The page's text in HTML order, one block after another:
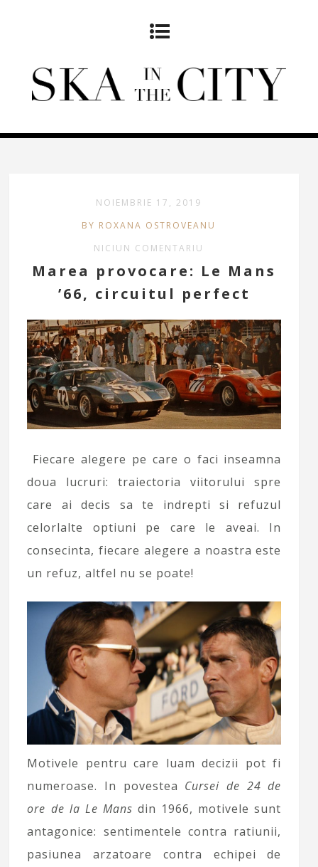
NOIEMBRIE 17, 2019
BY ROXANA OSTROVEANU
NICIUN COMENTARIU
Marea provocare: Le Mans
’66, circuitul perfect
Fiecare alegere pe care o faci inseamna
doua lucruri: traiectoria viitorului spre
care ai decis sa te indrepti si refuzul
celorlalte optiuni pe care le aveai. In
consecinta, fiecare alegere a noastra este
un refuz, altfel nu se poate!
Motivele pentru care luam decizii pot fi
numeroase. In povestea Cursei de 24 de
ore de la Le Mans din 1966, motivele sunt
antagonice: sentimentele contra ratiunii,
pasiunea arzatoare contra echipei de